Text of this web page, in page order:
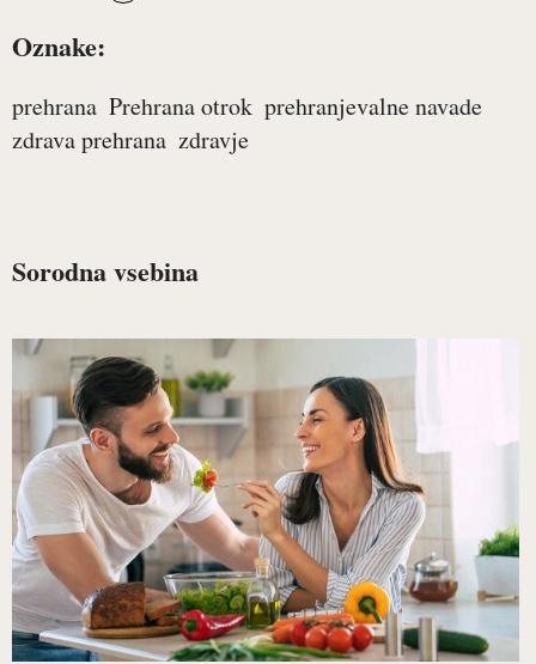
Oznake:
prehrana Prehrana otrok prehranjevalne navade
zdrava prehrana zdravje
Sorodna vsebina